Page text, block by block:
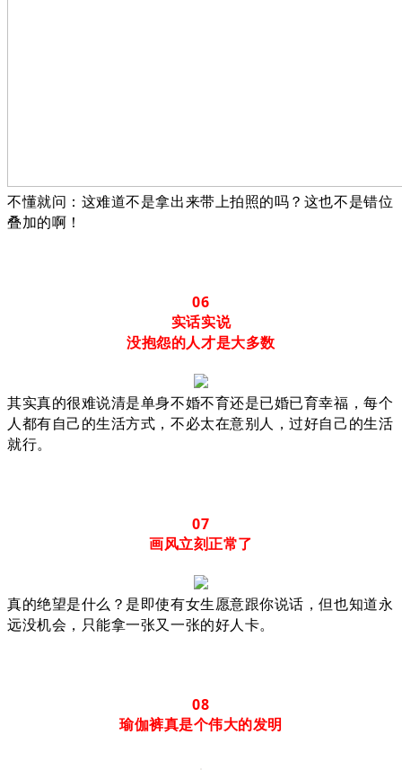
不懂就问：这难道不是拿出来带上拍照的吗？这也不是错位
叠加的啊！
06
实话实说
没抱怨的人才是大多数
其实真的很难说清是单身不婚不育还是已婚已育幸福，每个
人都有自己的生活方式，不必太在意别人，过好自己的生活
就行。
07
画风立刻正常了
真的绝望是什么？是即使有女生愿意跟你说话，但也知道永
远没机会，只能拿一张又一张的好人卡。
08
瑜伽裤真是个伟大的发明